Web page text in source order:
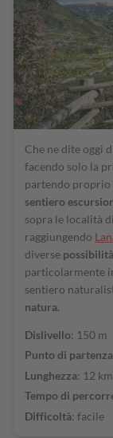
Che ne dite oggi
facendo solo la
partendo proprio
sentiero
sopra le località
raggiungendo
diverse
particolarmente
sentiero
natura.
Dislivello: 150 m
Punto di partenza
Lunghezza: 12 km
Tempo di
Difficoltà: facile